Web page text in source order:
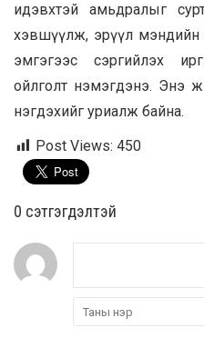
идэвхтэй амьдралыг
хэвшүүлж, эрүүл мэндийн
эмгэгээс сэргийлэх
ойлголт нэмэгдэнэ. Энэ
нэгдэхийг уриалж байна.
Post Views: 450
0 cэтгэгдэлтэй